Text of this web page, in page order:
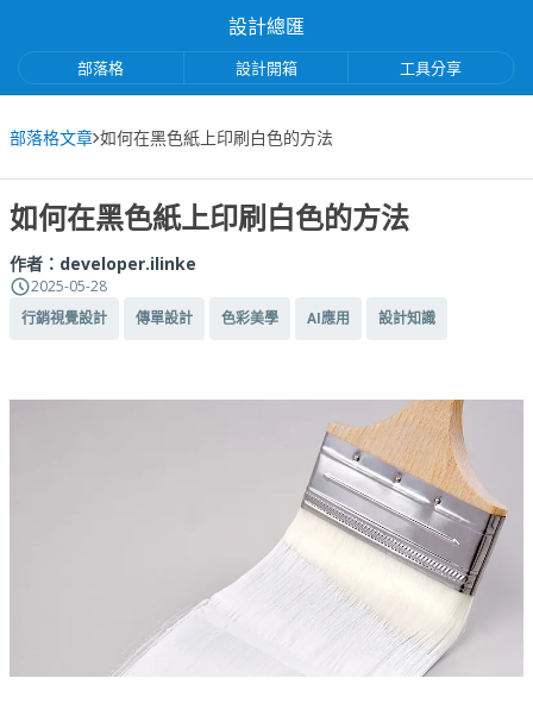
設計總匯
部落格 設計開箱 工具分享
部落格文章 如何在黑色紙上印刷白色的方法
如何在黑色紙上印刷白色的方法
作者： developer.ilinke
2025-05-28
行銷視覺設計 傳單設計 色彩美學 AI應用 設計知識